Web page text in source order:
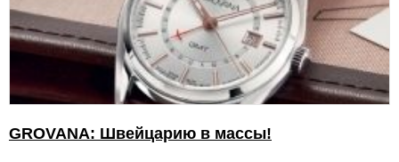
GROVANA: Швейцарию в массы!